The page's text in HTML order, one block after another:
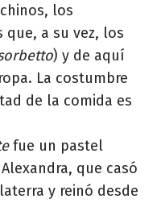
los
que, a su vez, los
) y de aquí
La costumbre
de la comida es
fue un pastel
que casó
y reinó desde